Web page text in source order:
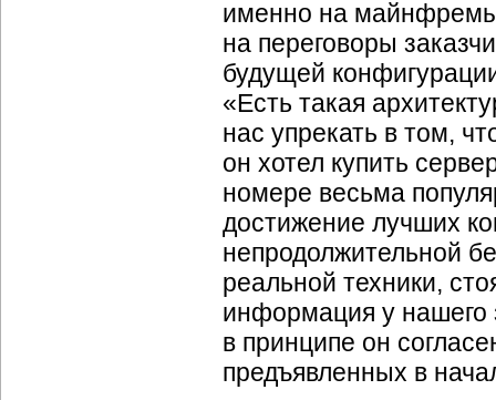
именно на
на переговоры
будущей
«Есть такая
нас упрекать в том,
он хотел купить
номере весьма
достижение лучших
непродолжительной
реальной техники,
информация у нашего
в принципе он
предъявленных в